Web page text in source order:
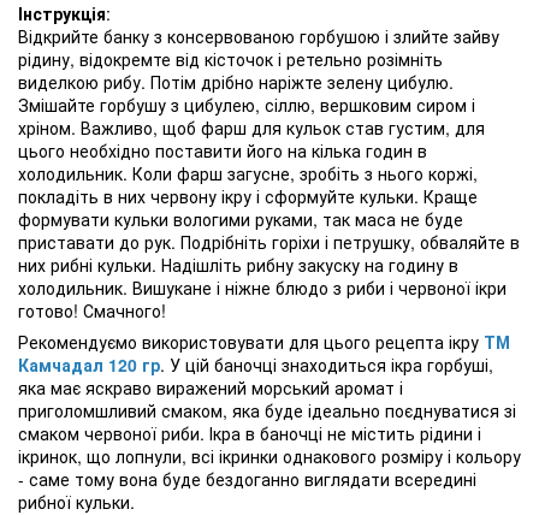
Інструкція:
Відкрийте банку з консервованою горбушою і злийте зайву
рідину, відокремте від кісточок і ретельно розімніть
виделкою рибу. Потім дрібно наріжте зелену цибулю.
Змішайте горбушу з цибулею, сіллю, вершковим сиром і
хріном. Важливо, щоб фарш для кульок став густим, для
цього необхідно поставити його на кілька годин в
холодильник. Коли фарш загусне, зробіть з нього коржі,
покладіть в них червону ікру і сформуйте кульки. Краще
формувати кульки вологими руками, так маса не буде
приставати до рук. Подрібніть горіхи і петрушку, обваляйте в
них рибні кульки. Надішліть рибну закуску на годину в
холодильник. Вишукане і ніжне блюдо з риби і червоної ікри
готово! Смачного!
Рекомендуємо використовувати для цього рецепта ікру ТМ
Камчадал 120 гр. У цій баночці знаходиться ікра горбуші,
яка має яскраво виражений морський аромат і
приголомшливий смаком, яка буде ідеально поєднуватися зі
смаком червоної риби. Ікра в баночці не містить рідини і
ікринок, що лопнули, всі ікринки однакового розміру і кольору
- саме тому вона буде бездоганно виглядати всередині
рибної кульки.